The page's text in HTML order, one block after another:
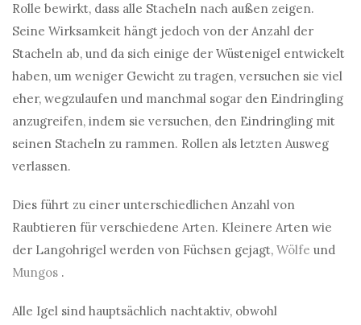
Rolle bewirkt, dass alle Stacheln nach außen zeigen.
Seine Wirksamkeit hängt jedoch von der Anzahl der
Stacheln ab, und da sich einige der Wüstenigel entwickelt
haben, um weniger Gewicht zu tragen, versuchen sie viel
eher, wegzulaufen und manchmal sogar den Eindringling
anzugreifen, indem sie versuchen, den Eindringling mit
seinen Stacheln zu rammen. Rollen als letzten Ausweg
verlassen.
Dies führt zu einer unterschiedlichen Anzahl von
Raubtieren für verschiedene Arten. Kleinere Arten wie
der Langohrigel werden von Füchsen gejagt, Wölfe und
Mungos .
Alle Igel sind hauptsächlich nachtaktiv, obwohl